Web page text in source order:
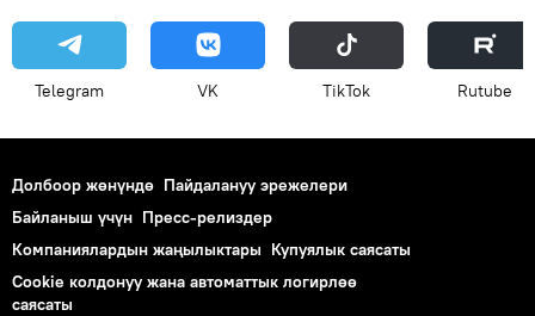
Telegram VK ТikТоk Rutube
Долбоор жөнүндө Пайдалануу эрежелери
Байланыш үчүн Пресс-релиздер
Компаниялардын жаңылыктары Купуялык саясаты
Cookie колдонуу жана автоматтык логирлөө
саясаты